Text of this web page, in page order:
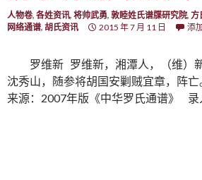
人物卷, 各姓资讯, 将帅武勇, 敦睦姓氏谱牒研究院, 方
网络通谱, 胡氏资讯 2015 年 7 月 11 日 添
罗维新 罗维新，湘潭人，（维）
沈秀山，随参将胡国安剿贼宜章，阵
来源：2007年版《中华罗氏通谱》